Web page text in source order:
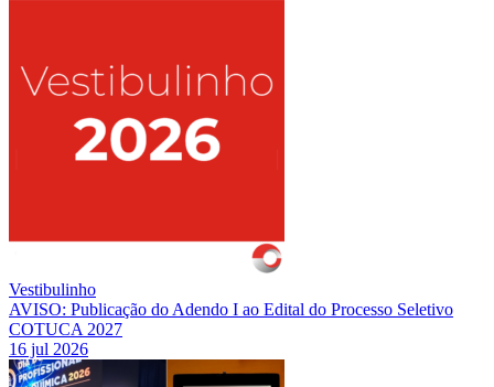
Vestibulinho
AVISO: Publicação do Adendo I ao Edital do Processo Seletivo
COTUCA 2027
16 jul 2026